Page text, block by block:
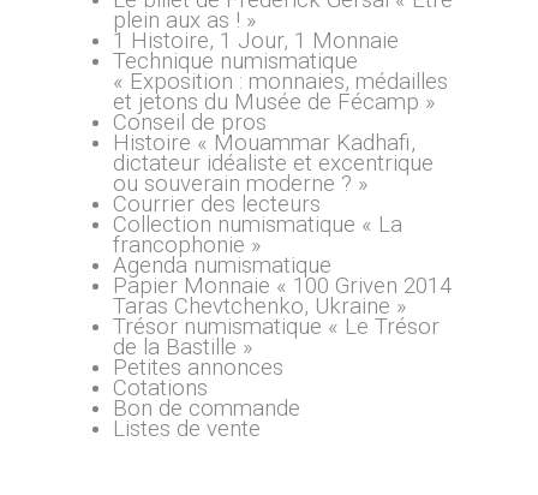
plein aux as ! »
1 Histoire, 1 Jour, 1 Monnaie
Technique numismatique
« Exposition : monnaies, médailles
et jetons du Musée de Fécamp »
Conseil de pros
Histoire « Mouammar Kadhafi,
dictateur idéaliste et excentrique
ou souverain moderne ? »
Courrier des lecteurs
Collection numismatique « La
francophonie »
Agenda numismatique
Papier Monnaie « 100 Griven 2014
Taras Chevtchenko, Ukraine »
Trésor numismatique « Le Trésor
de la Bastille »
Petites annonces
Cotations
Bon de commande
Listes de vente